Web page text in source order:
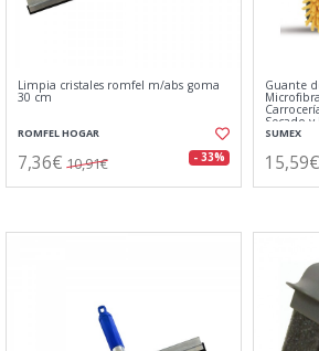
Limpia cristales romfel m/abs goma
30 cm
ROMFEL HOGAR
7,36€ 10,91€ - 33%
Guante
Secado
SUMEX
15,59€